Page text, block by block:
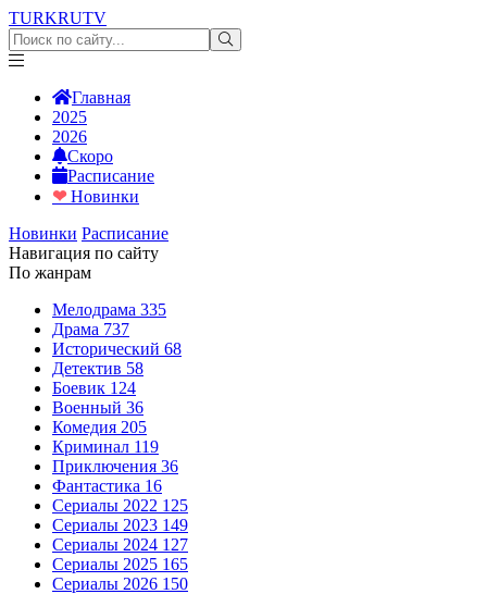
TURKRUTV
Главная
2025
2026
Скоро
Расписание
❤Новинки
Новинки Расписание
Навигация по сайту
По жанрам
Мелодрама 335
Драма 737
Исторический 68
Детектив 58
Боевик 124
Военный 36
Комедия 205
Криминал 119
Приключения 36
Фантастика 16
Сериалы 2022 125
Сериалы 2023 149
Сериалы 2024 127
Сериалы 2025 165
Сериалы 2026 150